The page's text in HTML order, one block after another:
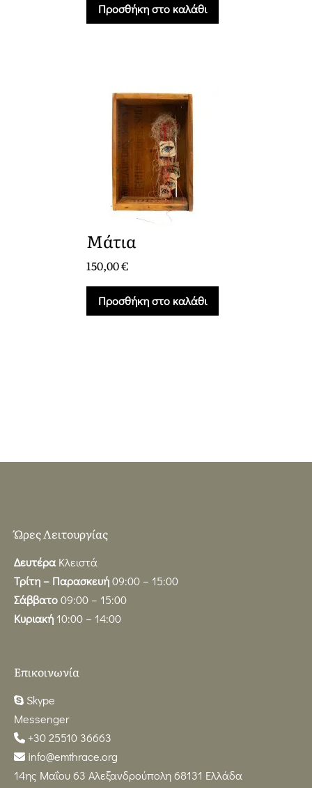
Προσθήκη στο καλάθι
Μάτια
150,00€
Προσθήκη στο καλάθι
Ώρες Λειτουργίας
Δευτέρα Κλειστά
Τρίτη – Παρασκευή09:00 – 15:00
Σάββατο09:00 – 15:00
Κυριακή 10:00 – 14:00
Επικοινωνία
Skype
Messenger
+30 25510 36663
info@emthrace.org
14ης Μαΐου 63 Αλεξανδρούπολη 68131 Ελλάδα